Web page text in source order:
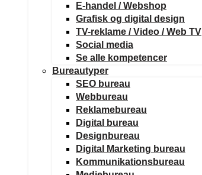
E-handel / Webshop
Grafisk og digital design
TV-reklame / Video / Web TV
Social media
Se alle kompetencer
Bureautyper
SEO bureau
Webbureau
Reklamebureau
Digital bureau
Designbureau
Digital Marketing bureau
Kommunikationsbureau